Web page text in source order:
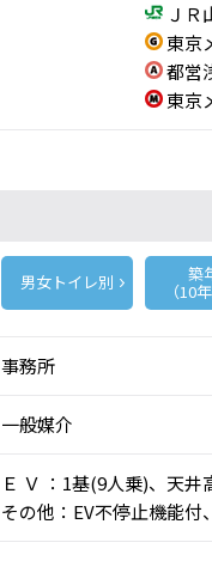
Ｊ
東京
都営
東京
男女トイレ別 築
（10
事務所
一般媒介
Ｅ Ｖ ：1基(9人乗)、天
その他：EV不停止機能付